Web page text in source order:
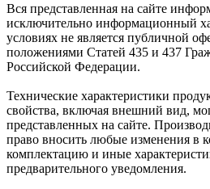
Вся представленная на сайте
исключительно информационный
условиях не является публичной
положениями Статей 435 и 437
Российской Федерации.
Технические характеристики
свойства, включая внешний вид,
представленных на сайте.
право вносить любые изменения в
комплектацию и иные
предварительного уведомления.